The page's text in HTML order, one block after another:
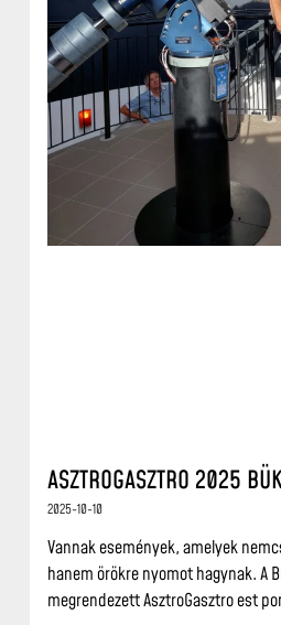
ASZTROGASZTRO 2025
2025-10-10
Vannak események, amelyek
hanem örökre nyomot hagynak. A
megrendezett AsztroGasztro est